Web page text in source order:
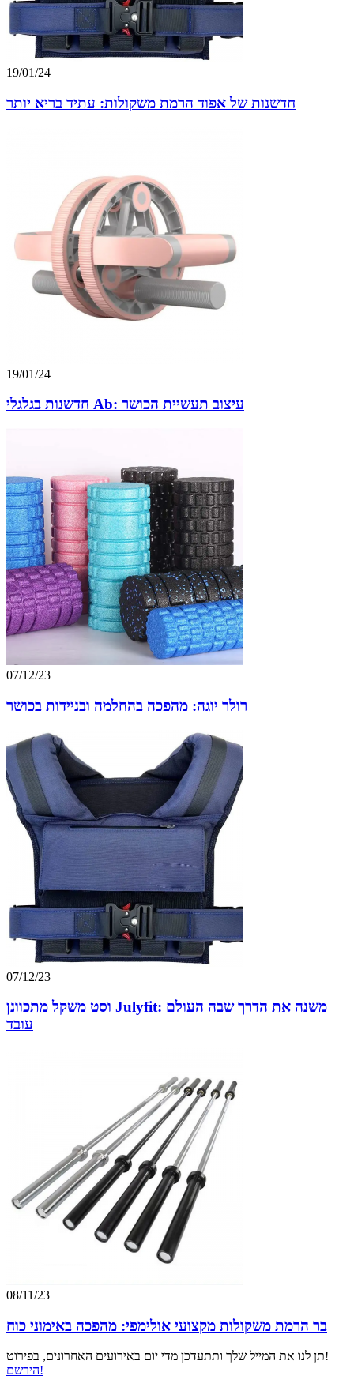
19/01/24
חדשנות של אפוד הרמת משקולות: עתיד בריא יותר
19/01/24
חדשנות בגלגלי Ab: עיצוב תעשיית הכושר
07/12/23
רולר יוגה: מהפכה בהחלמה ובניידות בכושר
07/12/23
וסט משקל מתכוונן Julyfit: משנה את הדרך שבה העולם
עובד
08/11/23
בר הרמת משקולות מקצועי אולימפי: מהפכה באימוני כוח
תן לנו את המייל שלך ותתעדכן מדי יום באירועים האחרונים, בפירוט!
הירשם!